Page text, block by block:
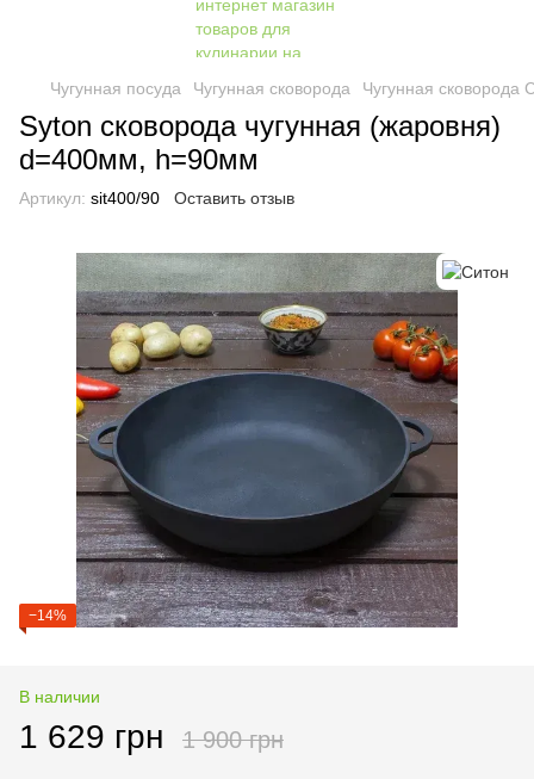
Чугунная посуда Чугунная сковорода Чугунная сковорода
Syton сковорода чугунная (жаровня)
d=400мм, h=90мм
Артикул: sit400/90 Оставить отзыв
−14%
В наличии
1 629 грн 1 900 грн